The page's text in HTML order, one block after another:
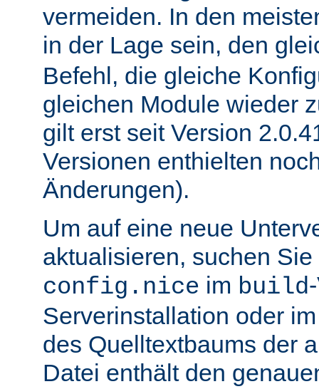
vermeiden. In den
in der Lage sein, den
Befehl, die gleiche
gleichen Module wieder
gilt erst seit Version
Versionen enthielten
Änderungen).
Um auf eine neue
aktualisieren, suchen
config.nice im build
Serverinstallation oder
des Quelltextbaums der
Datei enthält den